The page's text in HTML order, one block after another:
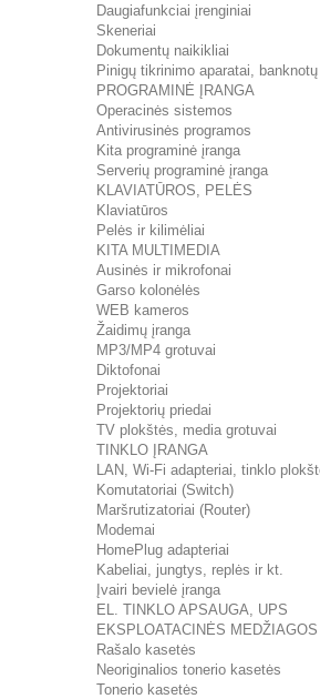
Daugiafunkciai įrenginiai
Skeneriai
Dokumentų naikikliai
Pinigų tikrinimo aparatai,
PROGRAMINĖ ĮRANGA
Operacinės sistemos
Antivirusinės programos
Kita programinė įranga
Serverių programinė įranga
KLAVIATŪROS, PELĖS
Klaviatūros
Pelės ir kilimėliai
KITA MULTIMEDIA
Ausinės ir mikrofonai
Garso kolonėlės
WEB kameros
Žaidimų įranga
MP3/MP4 grotuvai
Diktofonai
Projektoriai
Projektorių priedai
TV plokštės, media grotuvai
TINKLO ĮRANGA
LAN, Wi-Fi adapteriai, tinklo
Komutatoriai (Switch)
Maršrutizatoriai (Router)
Modemai
HomePlug adapteriai
Kabeliai, jungtys, replės ir kt.
Įvairi bevielė įranga
EL. TINKLO APSAUGA, UPS
EKSPLOATACINĖS MEDŽIAGOS
Rašalo kasetės
Neoriginalios tonerio kasetės
Tonerio kasetės